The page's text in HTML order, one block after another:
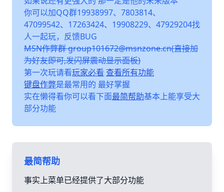
你可以加QQ群19938997、7803814、
47099542、17263424、19908229、47929204找
人一起玩，反馈BUG
MSN作弊群 group101672@msnzone.cn(直接加
为好友即可,发闪屏震动显示面板)
第一次玩请看玩家必看 查看所有功能
键盘作弊是最常用的 最好掌握
实在懒得看你可以看下面最简帮助基本上能享受大
部分功能
最简帮助
事实上菜单已经提供了大部分功能